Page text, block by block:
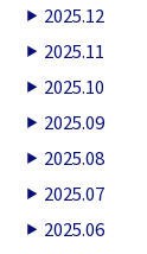
2025.12
2025.11
2025.10
2025.09
2025.08
2025.07
2025.06